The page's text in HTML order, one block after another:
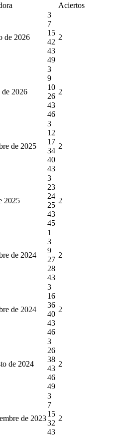
Aciertos
de 2026
3
7
15
42
43
49
2
de 2026
3
9
10
26
43
46
2
de 2025
3
12
17
34
40
43
2
2025
3
23
24
25
43
45
2
de 2024
1
3
9
27
28
43
2
de 2024
3
16
36
40
43
46
2
de 2024
3
26
38
43
46
49
2
de 2023
3
7
15
32
43
2